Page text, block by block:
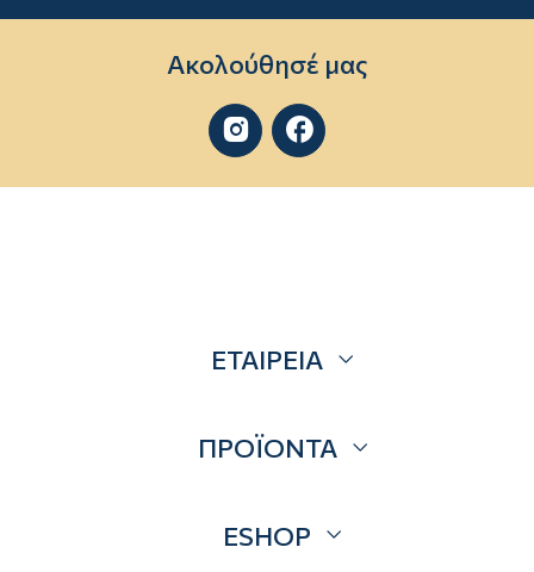
Ακολούθησέ μας
 
ΕΤΑΙΡΕΙΑ
Επικοινωνία
ΠΡΟΪΟΝΤΑ
Brands
ESHOP